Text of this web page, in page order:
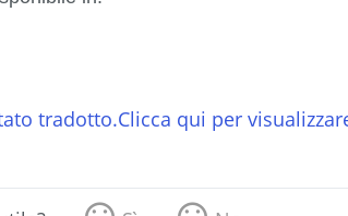
tradotto.Clicca qui per